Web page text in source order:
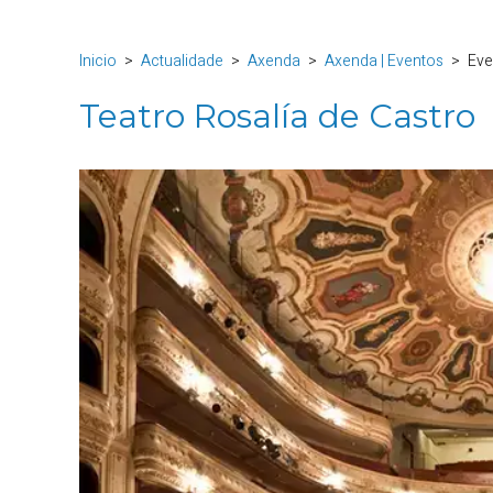
Inicio Actualidade Axenda Axenda | Eventos
Teatro Rosalía de Castro